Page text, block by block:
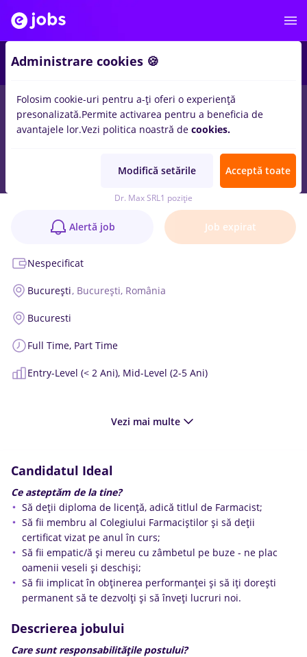
Farmacist, Dr.Max - Complex Greenfield
Dr. Max SRL1 poziție
Alertă job Job expirat
Nespecificat
București, București, România
Bucuresti
Full Time, Part Time
Entry-Level (< 2 Ani), Mid-Level (2-5 Ani)
Vezi mai multe
Candidatul Ideal
Ce asteptăm de la tine?
Să deții diploma dе licență, adică titlul dе Farmacist;
Să fii membru al Colegiului Farmaciștilor și să deții
certificat vizat pe anul în curs;
Să fii empatic/ă și mereu cu zâmbetul pe buze - ne plac
oamenii veseli și deschiși;
Să fii implicat în obținerea performanței și să iți dorești
permanent să te dezvolți și să înveți lucruri noi.
Descrierea jobului
Care sunt responsabilitățile postului?
Administrare cookies 🍪
Folosim cookie-uri pentru a-ți oferi o experiență
presonalizată.Permite activarea pentru a beneficia de
avantajele lor.Vezi politica noastră de cookies.
Modifică setările Acceptă toate